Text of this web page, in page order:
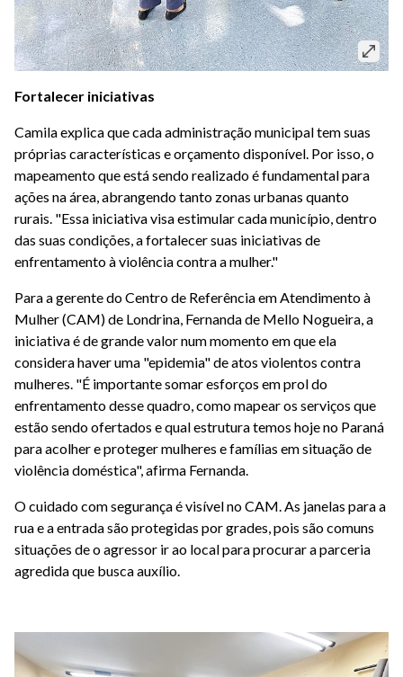
Fortalecer iniciativas
Camila explica que cada administração municipal tem suas
próprias características e orçamento disponível. Por isso, o
mapeamento que está sendo realizado é fundamental para
ações na área, abrangendo tanto zonas urbanas quanto
rurais. "Essa iniciativa visa estimular cada município, dentro
das suas condições, a fortalecer suas iniciativas de
enfrentamento à violência contra a mulher."
Para a gerente do Centro de Referência em Atendimento à
Mulher (CAM) de Londrina, Fernanda de Mello Nogueira, a
iniciativa é de grande valor num momento em que ela
considera haver uma "epidemia" de atos violentos contra
mulheres. "É importante somar esforços em prol do
enfrentamento desse quadro, como mapear os serviços que
estão sendo ofertados e qual estrutura temos hoje no Paraná
para acolher e proteger mulheres e famílias em situação de
violência doméstica", afirma Fernanda.
O cuidado com segurança é visível no CAM. As janelas para a
rua e a entrada são protegidas por grades, pois são comuns
situações de o agressor ir ao local para procurar a parceria
agredida que busca auxílio.